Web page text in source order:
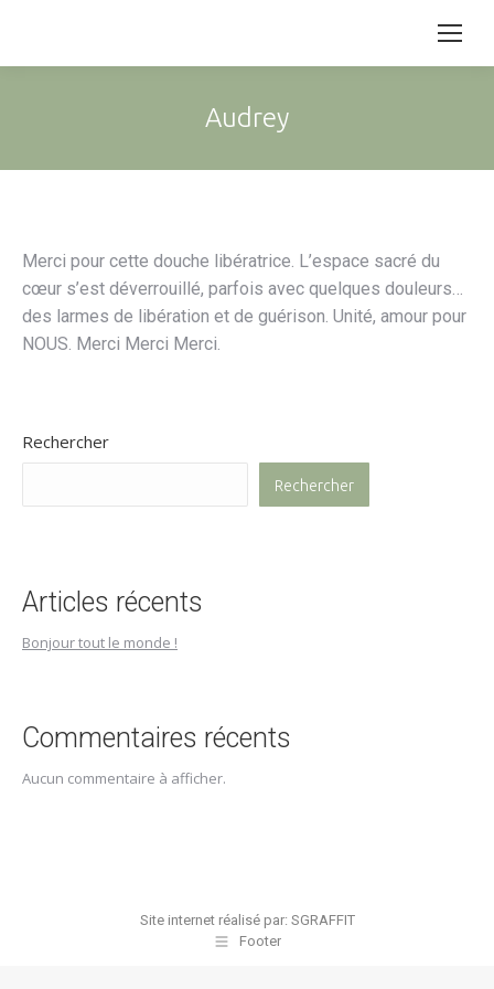
Audrey
Merci pour cette douche libératrice. L’espace sacré du
cœur s’est déverrouillé, parfois avec quelques douleurs…
des larmes de libération et de guérison. Unité, amour pour
NOUS. Merci Merci Merci.
Rechercher
Rechercher
Articles récents
Bonjour tout le monde !
Commentaires récents
Aucun commentaire à afficher.
Site internet réalisé par: SGRAFFIT
Footer